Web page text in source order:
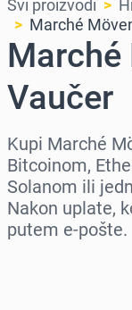
Svi proizvodi
Marché
Vaučer
Kupi Marché
Bitcoinom,
Solanom ili
Nakon uplate,
putem e-pošte.